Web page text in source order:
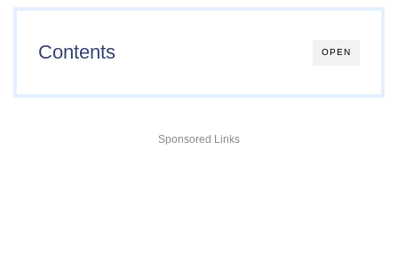
OPEN
Contents
Sponsored Links